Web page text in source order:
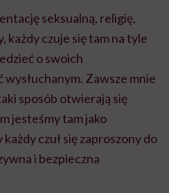
seksualną, religię,
każdy czuje się tam na tyle
o swoich
Zawsze mnie
sposób otwierają się
jesteśmy tam jako
czuł się zaproszony do
i bezpieczna